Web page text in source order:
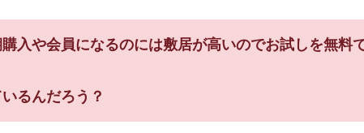
入や会員になるのには敷居が高いのでお試しを無料
るんだろう？